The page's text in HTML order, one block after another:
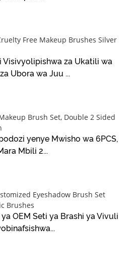
Visivyolipishwa za Ukatili wa
Ubora wa Juu ...
yenye Mwisho wa 6PCS,
Mbili 2...
OEM Seti ya Brashi ya Vivuli